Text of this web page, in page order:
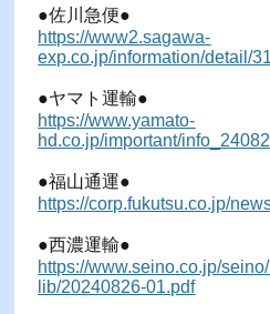
●佐川急便●
https://www2.sagawa-
exp.co.jp/information/detail/
●ヤマト運輸●
https://www.yamato-
hd.co.jp/important/
●福山通運●
https://corp.fukutsu.co.jp/
●西濃運輸●
https://www.seino.co.jp/
lib/20240826-01.pdf